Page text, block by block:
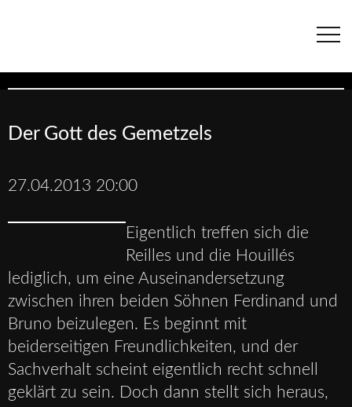
Der Gott des Gemetzels
27.04.2013 20:00
Eigentlich treffen sich die
Reilles und die Houillés
lediglich, um eine Auseinandersetzung
zwischen ihren beiden Söhnen Ferdinand und
Bruno beizulegen. Es beginnt mit
beiderseitigen Freundlichkeiten, und der
Sachverhalt scheint eigentlich recht schnell
geklärt zu sein. Doch dann stellt sich heraus,